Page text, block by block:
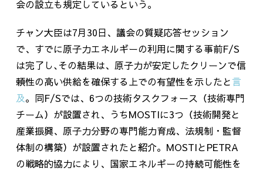
会の設立も規定しているという。
チャン大臣は7月30日、議会の質疑応答セッション
で、すでに原子力エネルギーの利用に関する事前F/S
は完了し､その結果は、原子力が安定したクリーンで信
頼性の高い供給を確保する上での有望性を示したと言
及。同F/Sでは、 6つの技術タスクフォース（技術専門
チーム）が設置され、うちMOSTIに3つ（技術開発と
産業振興、原子力分野の専門能力育成、法規制・監督
体制の構築）が設置されたと紹介。 MOSTIとPETRA
の戦略的協力により、国家エネルギーの持続可能性を